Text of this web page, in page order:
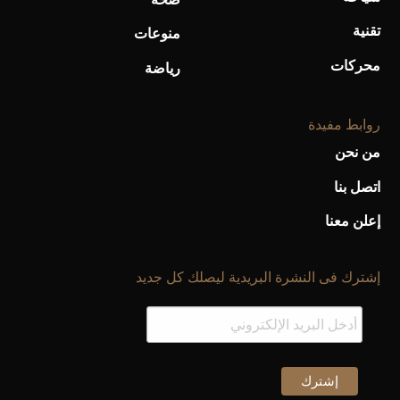
تقنية
محركات
منوعات
رياضة
روابط مفيدة
من نحن
اتصل بنا
إعلن معنا
إشترك فى النشرة البريدية ليصلك كل جديد